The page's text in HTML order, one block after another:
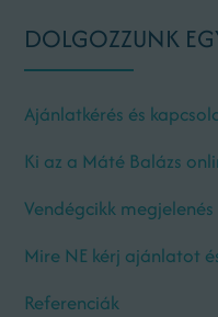
DOLGOZZUNK
Ajánlatkérés és
Ki az a Máté Balázs
Vendégcikk megjelenés
Mire NE kérj ajánlatot
Referenciák